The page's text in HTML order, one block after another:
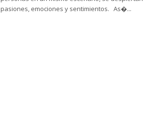
pasiones, emociones y sentimientos. As�...